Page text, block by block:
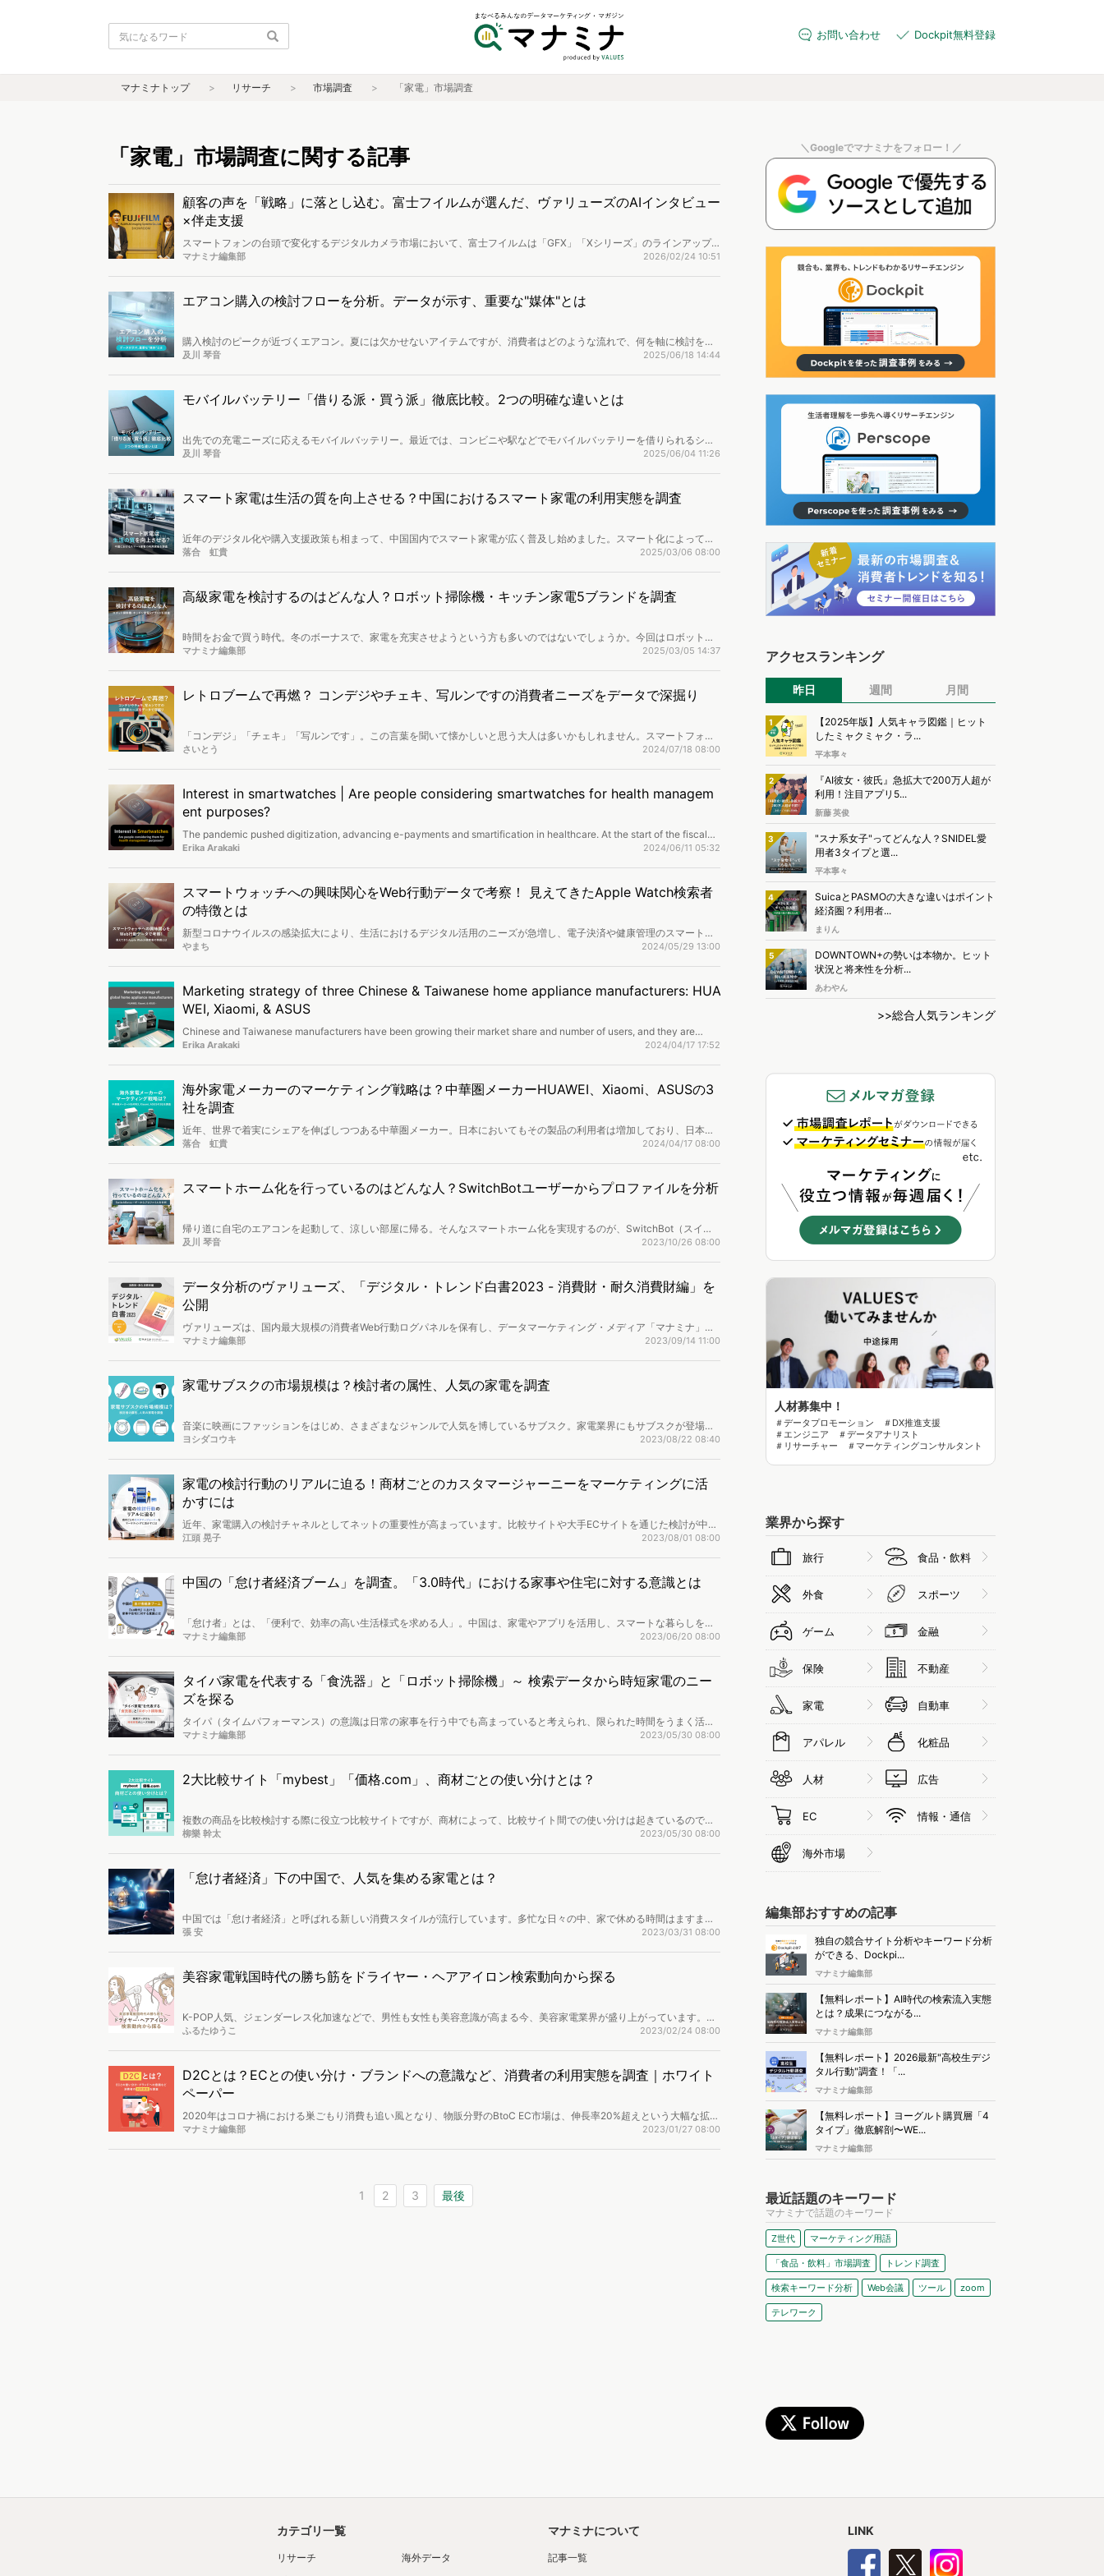
お問い合わせ Dockpit無料登録
マナミナトップ リサーチ 市場調査 「家電」市場調査
「家電」市場調査に関する記事
顧客の声を「戦略」に落とし込む。富士フイルムが選んだ、ヴァリューズのAIインタビュー
×伴走支援
スマートフォンの台頭で変化するデジタルカメラ市場において、富士フイルムは「GFX」「Xシリーズ」のラインアップ
を展開。フィルム製造の長い歴史から培ってきた色再現の技術や、独自の設計哲学でファンを獲得しています。今後の事
て生成AIによるインタビューを活用したリサーチプラットフォーム「NautsHub」を導入。調査から得た知見と今後の戦略
について、国内デジタルカメラ販売を担当する高梨氏に伺いました。
マナミナ編集部 2026/02/24 10:51
エアコン購入の検討フローを分析。データが示す、重要な"媒体"とは
購入検討のピークが近づくエアコン。夏には欠かせないアイテムですが、消費者はどのような流れで、何を軸に検討を進
めているのでしょうか。エアコン検討者の行動データから、情報収集の実態を調査しました。
及川 琴音 2025/06/18 14:44
モバイルバッテリー「借りる派・買う派」徹底比較。2つの明確な違いとは
出先での充電ニーズに応えるモバイルバッテリー。最近では、コンビニや駅などでモバイルバッテリーを借りられるシェ
アリングサービスも台頭してきています。「買う」「借りる」の選択肢がある中で、どちらを選ぶのか。購入検討者とシ
及川 琴音 2025/06/04 11:26
スマート家電は生活の質を向上させる？中国におけるスマート家電の利用実態を調査
近年のデジタル化や購入支援政策も相まって、中国国内でスマート家電が広く普及し始めました。スマート化によって利
便性や機能性が向上すると謳われていますが、実際のところはどうなのでしょうか？ヴァリューズ独自の中国定性調査サ
落合 虹貴 2025/03/06 08:00
高級家電を検討するのはどんな人？ロボット掃除機・キッチン家電5ブランドを調査
時間をお金で買う時代。冬のボーナスで、家電を充実させようという方も多いのではないでしょうか。今回はロボット掃
除機とキッチン家電に注目し、ルンバ、eufy、バルミューダ、デロンギ、BONIQの5ブランドを対象に、物価高が続く中
マナミナ編集部 2025/03/05 14:37
レトロブームで再燃？ コンデジやチェキ、写ルンですの消費者ニーズをデータで深掘り
「コンデジ」「チェキ」「写ルンです」。この言葉を聞いて懐かしいと思う大人は多いかもしれません。スマートフォン
の普及によって、カメラを買う機会は減少傾向にありました。しかしながら、最近はZ世代の間で「レトロ」が注目を集
さいとう 2024/07/18 08:00
Interest in smartwatches | Are people considering smartwatches for health managem
ent purposes?
The pandemic pushed digitization, advancing e-payments and smartification in healthcare. At the start of the fiscal
year in Japan (April/May), many consider wearable devices for their new start. We’ll look at buying patterns for smart
Erika Arakaki 2024/06/11 05:32
スマートウォッチへの興味関心をWeb行動データで考察！ 見えてきたApple Watch検索者
の特徴とは
新型コロナウイルスの感染拡大により、生活におけるデジタル活用のニーズが急増し、電子決済や健康管理のスマート化
などがすすみました。さらに、新年度のスタートである4〜5月は、新生活に向けてウェアラブルデバイスの購入を検討す
の購買検討者について、その具体像を検索行動の分析や、Webサイト利用状況などを通じて調べていきます。
やまち 2024/05/29 13:00
Marketing strategy of three Chinese & Taiwanese home appliance manufacturers: HUA
WEI, Xiaomi, & ASUS
Chinese and Taiwanese manufacturers have been growing their market share and number of users, and they are
expected to compete with Japanese companies. We will analyze the current sales trends of HUAWEI, Xiaomi, and
Erika Arakaki 2024/04/17 17:52
海外家電メーカーのマーケティング戦略は？中華圏メーカーHUAWEI、Xiaomi、ASUSの3
社を調査
近年、世界で着実にシェアを伸ばしつつある中華圏メーカー。日本においてもその製品の利用者は増加しており、日本企
業と競合していくことが予想されます。そこで今回は日本にも進出している代表的な3つの中華圏メーカー、HUAWEI、
いきます。
落合 虹貴 2024/04/17 08:00
スマートホーム化を行っているのはどんな人？SwitchBotユーザーからプロファイルを分析
帰り道に自宅のエアコンを起動して、涼しい部屋に帰る。そんなスマートホーム化を実現するのが、SwitchBot（スイッ
チボット）です。今回は、SwitchBotのアプリユーザーを分析し、スマートホーム化を行っている人の人となりを分析。
トホーム化促進のための生活者とのタッチポイントも探っていきます。
及川 琴音 2023/10/26 08:00
データ分析のヴァリューズ、「デジタル・トレンド白書2023 - 消費財・耐久消費財編」を
公開
ヴァリューズは、国内最大規模の消費者Web行動ログパネルを保有し、データマーケティング・メディア「マナミナ」に
て消費トレンドの自主調査を発信してきました。その中から注目領域の調査・コラムをピックアップし、白書として収
費財編の2部構成になっています。※レポートは無料でダウンロード頂けます。（第2部：ページ数｜109p）
マナミナ編集部 2023/09/14 11:00
家電サブスクの市場規模は？検討者の属性、人気の家電を調査
音楽に映画にファッションをはじめ、さまざまなジャンルで人気を博しているサブスク。家電業界にもサブスクが登場し
注目を集めています。今回は家電がサブスクできる代表的なサービスの「subsclife」「CLAS」「airRoom」「Rentio」
ヨシダコウキ 2023/08/22 08:40
家電の検討行動のリアルに迫る！商材ごとのカスタマージャーニーをマーケティングに活
かすには
近年、家電購入の検討チャネルとしてネットの重要性が高まっています。比較サイトや大手ECサイトを通じた検討が中心
と思われがちですが、商材によって検討チャネルは使い分けられているケースがあることをご存知でしょうか。本セミナ
異なるカスタマージャーニーを把握する手法をご紹介します。 ※詳細なセミナー資料は記事末尾のフォームから無料でダ
ウンロードできます。
江頭 晃子 2023/08/01 08:00
中国の「怠け者経済ブーム」を調査。「3.0時代」における家事や住宅に対する意識とは
「怠け者」とは、「便利で、効率の高い生活様式を求める人」。中国は、家電やアプリを活用し、スマートな暮らしを目
指す「怠け者3.0時代」に突入すると言われています。今回は家事や住宅設備をテーマに、中国人生活者を怠け者0.0～
マナミナ編集部 2023/06/20 08:00
タイパ家電を代表する「食洗器」と「ロボット掃除機」～ 検索データから時短家電のニー
ズを探る
タイパ（タイムパフォーマンス）の意識は日常の家事を行う中でも高まっていると考えられ、限られた時間をうまく活用
するため注目を集めているのが『時短家電』です。今回は、『時短家電（タイパ家電）』の代表とも言える「食洗機」と
マナミナ編集部 2023/05/30 08:00
2大比較サイト「mybest」「価格.com」、商材ごとの使い分けとは？
複数の商品を比較検討する際に役立つ比較サイトですが、商材によって、比較サイト間での使い分けは起きているのでし
ょうか。今回はWeb行動ログデータを用いて、利用者の多い「mybest」と「価格.com」それぞれに対する生活者のニー
柳樂 幹太 2023/05/30 08:00
「怠け者経済」下の中国で、人気を集める家電とは？
中国では「怠け者経済」と呼ばれる新しい消費スタイルが流行しています。多忙な日々の中、家で休める時間はますます
貴重なものとなり、特に若者においては、家の中の様々なタスクにおいて、お金をかけてでも時間と労力をいかに節約す
紹介します。
張 安 2023/03/31 08:00
美容家電戦国時代の勝ち筋をドライヤー・ヘアアイロン検索動向から探る
K-POP人気、ジェンダーレス化加速などで、男性も女性も美容意識が高まる今、美容家電業界が盛り上がっています。特
に、「TikTok売れ」というキーワードがバズったように、SNSがムーブメントを巻き起こし、人気商品は瞬く間に売れ、
アアイロン市場に関するトレンドとユーザー動向を分析します。
ふるたゆうこ 2023/02/24 08:00
D2Cとは？ECとの使い分け・ブランドへの意識など、消費者の利用実態を調査｜ホワイト
ペーパー
2020年はコロナ禍における巣ごもり消費も追い風となり、物販分野のBtoC EC市場は、伸長率20%超えという大幅な拡大
が見られました。そんな中、メーカーが新たに注力を始めているのがD2C。D2Cとは「Direct to Consumer」の略であ
のD2Cの使われ方や使い手について、その実態を調査しました。（ページ数｜29ページ）
マナミナ編集部 2023/01/27 08:00
1 2 3 最後
＼Googleでマナミナをフォロー！／
アクセスランキング
昨日 週間 月間
1
【2025年版】人気キャラ図鑑｜ヒット
したミャクミャク・ラ...
平本寧々
2
『AI彼女・彼氏』急拡大で200万人超が
利用！注目アプリ5...
新藤 英俊
3
"スナ系女子"ってどんな人？SNIDEL愛
用者3タイプと選...
平本寧々
4
SuicaとPASMOの大きな違いはポイント
経済圏？利用者...
まりん
5
DOWNTOWN+の勢いは本物か。ヒット
状況と将来性を分析...
あわやん
>>総合人気ランキング
人材募集中！
＃データプロモーション ＃DX推進支援
＃エンジニア ＃データアナリスト
＃リサーチャー ＃マーケティングコンサルタント
業界から探す
旅行 食品・飲料
外食 スポーツ
ゲーム 金融
保険 不動産
家電 自動車
アパレル 化粧品
人材 広告
EC 情報・通信
海外市場
編集部おすすめの記事
独自の競合サイト分析やキーワード分析
ができる、Dockpi...
マナミナ編集部
【無料レポート】AI時代の検索流入実態
とは？成果につながる...
マナミナ編集部
【無料レポート】2026最新"高校生デジ
タル行動"調査！「...
マナミナ編集部
【無料レポート】ヨーグルト購買層「4
タイプ」徹底解剖〜WE...
マナミナ編集部
最近話題のキーワード
マナミナで話題のキーワード
Z世代 マーケティング用語
「食品・飲料」市場調査 トレンド調査
検索キーワード分析 Web会議 ツール zoom
テレワーク
カテゴリ一覧
リサーチ
海外データ
マナミナについて
記事一覧
LINK